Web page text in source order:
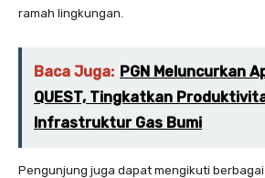
ramah lingkungan.
Baca Juga: PGN Meluncurkan
QUEST, Tingkatkan
Infrastruktur Gas Bumi
Pengunjung juga dapat mengikuti